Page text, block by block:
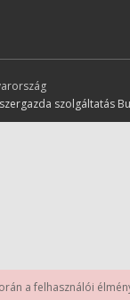
szolgáltatás
a felhasználói